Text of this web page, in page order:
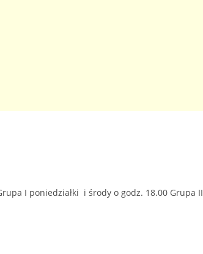
I poniedziałki i środy o godz. 18.00 Grupa II